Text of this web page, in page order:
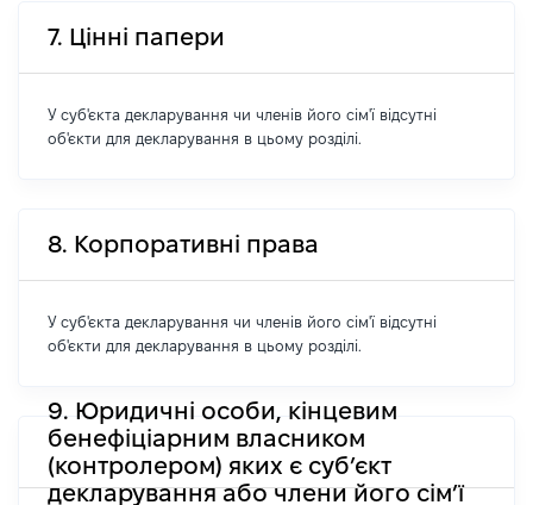
7. Цінні папери
У суб'єкта декларування чи членів його сім'ї відсутні
об'єкти для декларування в цьому розділі.
8. Корпоративні права
У суб'єкта декларування чи членів його сім'ї відсутні
об'єкти для декларування в цьому розділі.
9. Юридичні особи, кінцевим
бенефіціарним власником
(контролером) яких є суб’єкт
декларування або члени його сім’ї